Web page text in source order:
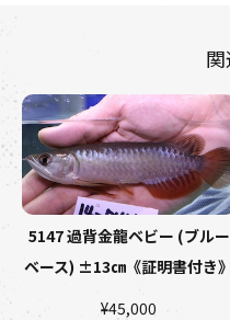
5147 過背金龍ベビー (ブルー
ベース) ±13㎝《証明書付き》
¥45,000